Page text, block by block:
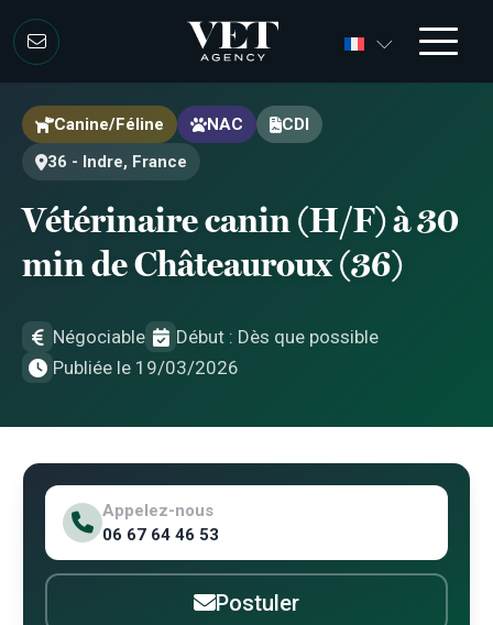
Canine/Féline NAC
CDI
36 - Indre, France
Vétérinaire canin (H/F) à 30
min de Châteauroux (36)
Négociable
Début : Dès que possible
Publiée le 19/03/2026
Appelez-nous
06 67 64 46 53
Postuler